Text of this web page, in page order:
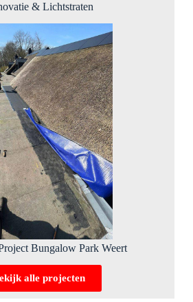
& Lichtstraten
Bungalow Park Weert
alle projecten